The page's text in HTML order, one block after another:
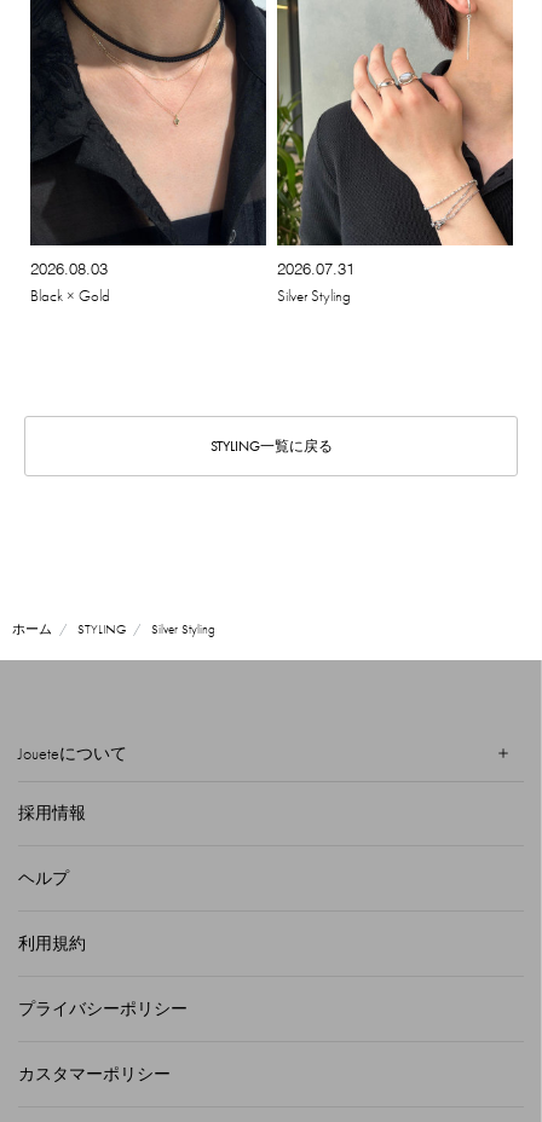
2026.08.03
Black × Gold
2026.07.31
Silver Styling
STYLING一覧に戻る
ホーム STYLING Silver Styling
Joueteについて
採用情報
ヘルプ
利用規約
プライバシーポリシー
カスタマーポリシー